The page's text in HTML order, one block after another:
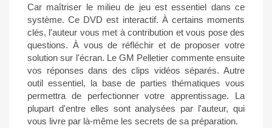
Car maîtriser le milieu de jeu est essentiel dans ce
système. Ce DVD est interactif. À certains moments
clés, l'auteur vous met à contribution et vous pose des
questions. À vous de réfléchir et de proposer votre
solution sur l'écran. Le GM Pelletier commente ensuite
vos réponses dans des clips vidéos séparés. Autre
outil essentiel, la base de parties thématiques vous
permettra de perfectionner votre apprentissage. La
plupart d'entre elles sont analysées par l'auteur, qui
vous livre par là-même les secrets de sa préparation.